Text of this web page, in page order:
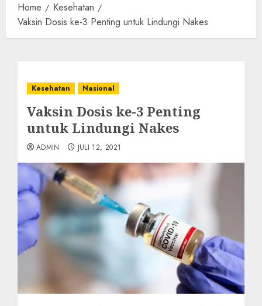
Home
Kesehatan
Vaksin Dosis ke-3 Penting untuk Lindungi Nakes
Kesehatan Nasional
Vaksin Dosis ke-3 Penting
untuk Lindungi Nakes
ADMIN JULI 12, 2021